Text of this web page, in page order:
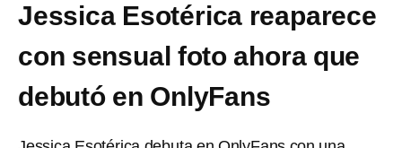
Jessica Esotérica reaparece
con sensual foto ahora que
debutó en OnlyFans